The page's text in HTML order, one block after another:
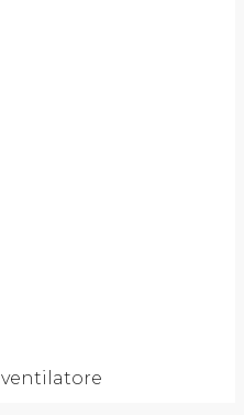
ventilatore